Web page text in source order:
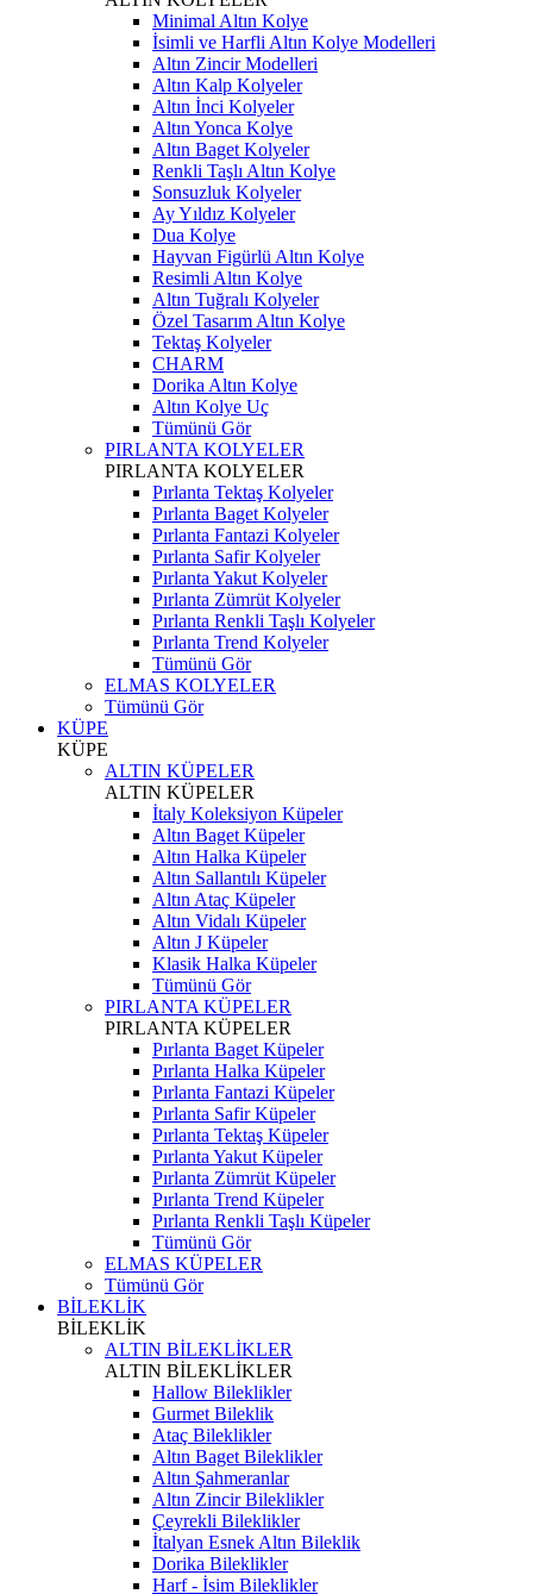
Minimal Altın Kolye
İsimli ve Harfli Altın Kolye Modelleri
Altın Zincir Modelleri
Altın Kalp Kolyeler
Altın İnci Kolyeler
Altın Yonca Kolye
Altın Baget Kolyeler
Renkli Taşlı Altın Kolye
Sonsuzluk Kolyeler
Ay Yıldız Kolyeler
Dua Kolye
Hayvan Figürlü Altın Kolye
Resimli Altın Kolye
Altın Tuğralı Kolyeler
Özel Tasarım Altın Kolye
Tektaş Kolyeler
CHARM
Dorika Altın Kolye
Altın Kolye Uç
Tümünü Gör
PIRLANTA KOLYELER
PIRLANTA KOLYELER
Pırlanta Tektaş Kolyeler
Pırlanta Baget Kolyeler
Pırlanta Fantazi Kolyeler
Pırlanta Safir Kolyeler
Pırlanta Yakut Kolyeler
Pırlanta Zümrüt Kolyeler
Pırlanta Renkli Taşlı Kolyeler
Pırlanta Trend Kolyeler
Tümünü Gör
ELMAS KOLYELER
Tümünü Gör
KÜPE
KÜPE
ALTIN KÜPELER
ALTIN KÜPELER
İtaly Koleksiyon Küpeler
Altın Baget Küpeler
Altın Halka Küpeler
Altın Sallantılı Küpeler
Altın Ataç Küpeler
Altın Vidalı Küpeler
Altın J Küpeler
Klasik Halka Küpeler
Tümünü Gör
PIRLANTA KÜPELER
PIRLANTA KÜPELER
Pırlanta Baget Küpeler
Pırlanta Halka Küpeler
Pırlanta Fantazi Küpeler
Pırlanta Safir Küpeler
Pırlanta Tektaş Küpeler
Pırlanta Yakut Küpeler
Pırlanta Zümrüt Küpeler
Pırlanta Trend Küpeler
Pırlanta Renkli Taşlı Küpeler
Tümünü Gör
ELMAS KÜPELER
Tümünü Gör
BİLEKLİK
BİLEKLİK
ALTIN BİLEKLİKLER
ALTIN BİLEKLİKLER
Hallow Bileklikler
Gurmet Bileklik
Ataç Bileklikler
Altın Baget Bileklikler
Altın Şahmeranlar
Altın Zincir Bileklikler
Çeyrekli Bileklikler
İtalyan Esnek Altın Bileklik
Dorika Bileklikler
Harf - İsim Bileklikler